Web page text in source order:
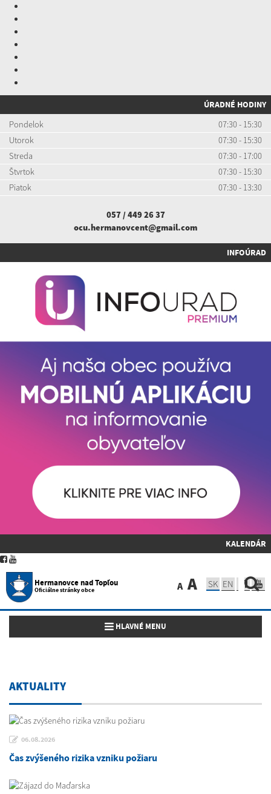
ÚRADNÉ HODINY
Pondelok
07:30 - 15:30
Utorok
07:30 - 15:30
Streda
07:30 - 17:00
Štvrtok
07:30 - 15:30
Piatok
07:30 - 13:30
057 / 449 26 37
ocu.hermanovcent@gmail.com
INFOÚRAD
KALENDÁR
Hermanovce nad Topľou
Oficiálne stránky obce A A SK EN
Toggle navigation
HLAVNÉ MENU
AKTUALITY
06.08.2026
Čas zvýšeného rizika vzniku požiaru